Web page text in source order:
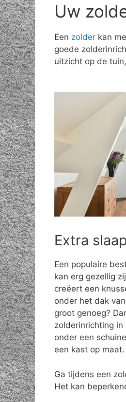
Uw
Een zolder kan
goede
uitzicht op de
Extra
Een populaire
kan erg gezellig
creëert een
onder het dak
groot genoeg?
zolderinrichting
onder een
een kast op maat.
Ga tijdens een
Het kan